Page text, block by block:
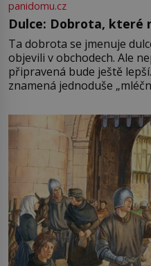
panidomu.cz
Dulce: Dobrota, které
Ta dobrota se jmenuje
objevili v obchodech. Ale
připravená bude ještě
znamená jednoduše
pře hned několik
Francie, kde se traduje,